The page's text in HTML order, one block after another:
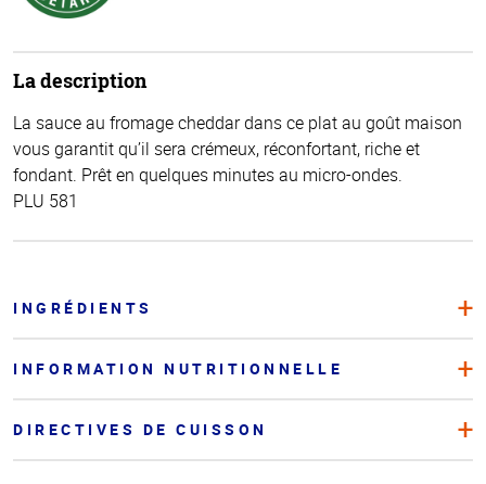
La description
La sauce au fromage cheddar dans ce plat au goût maison
vous garantit qu’il sera crémeux, réconfortant, riche et
fondant. Prêt en quelques minutes au micro-ondes.
PLU 581
INGRÉDIENTS
INFORMATION NUTRITIONNELLE
DIRECTIVES DE CUISSON